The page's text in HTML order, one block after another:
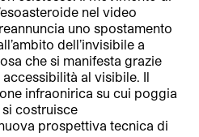
nel video
uno spostamento
dell’invisibile a
che si manifesta grazie
al visibile. Il
infraonirica su cui poggia
si costruisce
prospettiva tecnica di